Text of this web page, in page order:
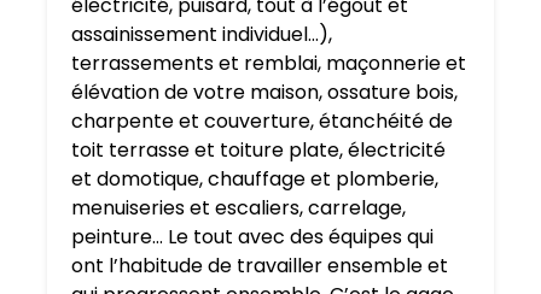
assainissement individuel…),
terrassements et remblai, maçonnerie et
élévation de votre maison, ossature bois,
charpente et couverture, étanchéité de
toit terrasse et toiture plate, électricité
et domotique, chauffage et plomberie,
menuiseries et escaliers, carrelage,
peinture… Le tout avec des équipes qui
ont l’habitude de travailler ensemble et